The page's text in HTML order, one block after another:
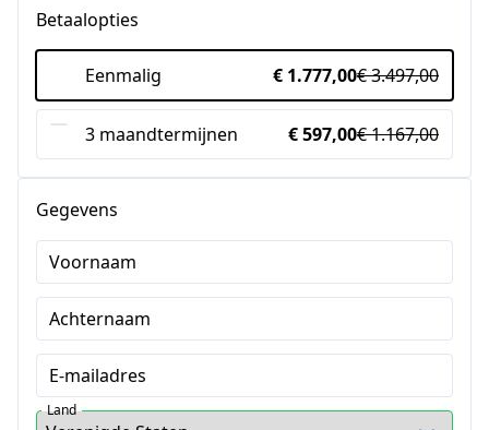
Betaalopties
Eenmalig € 1.777,00€ 3.497,00
3 maandtermijnen € 597,00€ 1.167,00
Gegevens
Voornaam
Achternaam
E-mailadres
Land